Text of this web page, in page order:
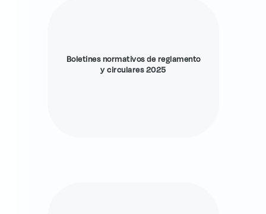
Boletines normativos de reglamento
y circulares 2025